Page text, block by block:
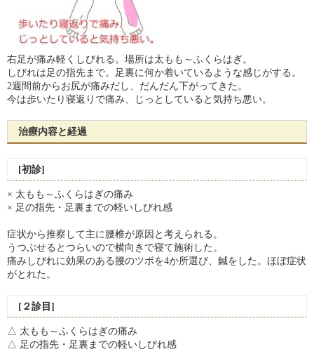
右足が痛み軽くしびれる。場所は太もも～ふくらはぎ。
しびれは足の指先まで。足裏に何か着いているような感じがする。
2週間前からお尻が痛みだし、だんだん下がってきた。
今は歩いたり寝返りで痛み、じっとしていると気持ち悪い。
治療内容と経過
[初診]
× 太もも～ふくらはぎの痛み
× 足の指先・足裏までの軽いしびれ感
症状から推察して主に腰椎が原因と考えられる。
うつぶせるとつらいので横向きで寝て施術した。
痛みしびれに効果のある腰のツボを4か所選び、鍼をした。ほぼ症状
がとれた。
[２診目]
△ 太もも～ふくらはぎの痛み
△ 足の指先・足裏までの軽いしびれ感